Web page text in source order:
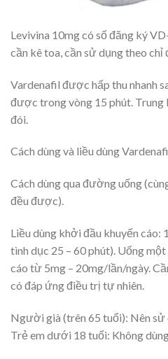
Levivina 10mg có số đăng ký
cần kê toa, cần sử dụng theo chỉ
Vardenafil được hấp thu nhanh
được trong vòng 15 phút. Trung
đói.
Cách dùng và liều dùng
Cách dùng qua đường uống
đều được).
Liều dùng khởi đầu khuyến
tình dục 25 – 60 phút). Uống
cáo từ 5mg – 20mg/lần/ngày.
có đáp ứng điều trị tự nhiên.
Người già (trên 65 tuổi): Nên sử
Trẻ em dưới 18 tuổi: Không